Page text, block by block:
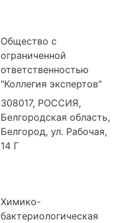
Общество с
ограниченной
ответственностью
"Коллегия экспертов"
308017, РОССИЯ,
Белгородская область,
Белгород, ул. Рабочая,
14 Г
Химико-
бактериологическая